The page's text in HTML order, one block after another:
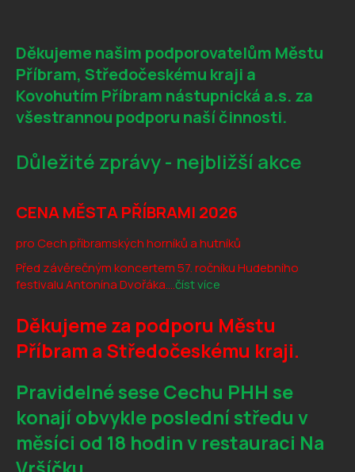
Děkujeme našim podporovatelům Městu
Příbram, Středočeskému kraji a
Kovohutím Příbram nástupnická a.s. za
všestrannou podporu naší činnosti.
Důležité zprávy - nejbližší akce
CENA MĚSTA PŘÍBRAMI 2026
pro Cech příbramských horníků a hutníků
Před závěrečným koncertem 57. ročníku Hudebního
festivalu Antonína Dvořáka....číst více
Děkujeme za podporu Městu
Příbram a Středočeskému kraji.
Pravidelné sese Cechu PHH se
konají obvykle poslední středu v
měsíci od 18 hodin v restauraci Na